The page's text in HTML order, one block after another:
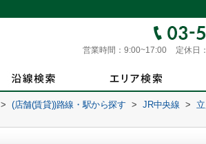
営業時間： 9:00~17:00 定休日：
> (店舗(賃貸))路線・駅から探す > JR中央線 >